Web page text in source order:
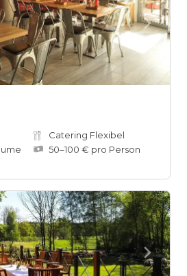
Catering Flexibel
50–100 € pro Person